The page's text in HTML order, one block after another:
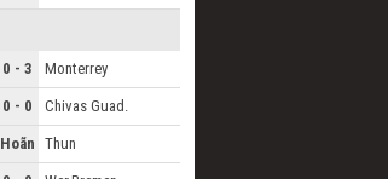
0 - 3 Monterrey
0 - 0 Chivas Guad.
Hoãn Thun